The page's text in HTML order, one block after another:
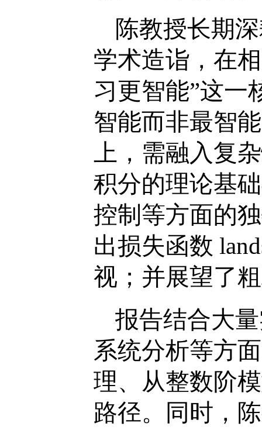
陈教授长期
学术造诣，在
习更智能”这一
智能而非最智
上，需融入复
积分的理论基
控制等方面的
出损失函数
视；并展望了
报告结合大
系统分析等方
理、从整数阶
路径。同时，